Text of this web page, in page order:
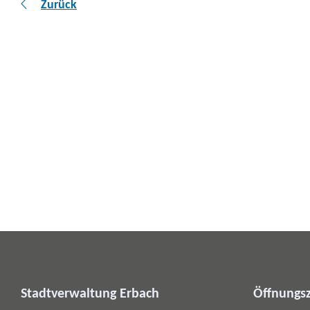
Zurück
Stadtverwaltung Erbach